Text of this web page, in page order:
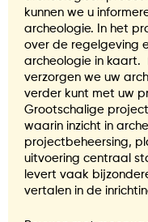
kunnen we u
archeologie. In het
over de regelgeving
archeologie in kaart.
verzorgen we uw
verder kunt met uw
Grootschalige
waarin inzicht in
projectbeheersing,
uitvoering centraal
levert vaak
vertalen in de